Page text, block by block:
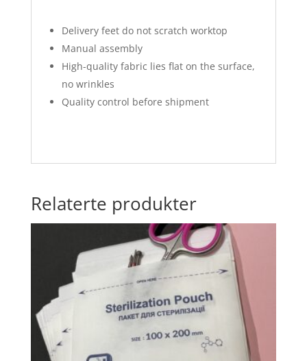
Delivery feet do not scratch worktop
Manual assembly
High-quality fabric lies flat on the surface,
no wrinkles
Quality control before shipment
Relaterte produkter